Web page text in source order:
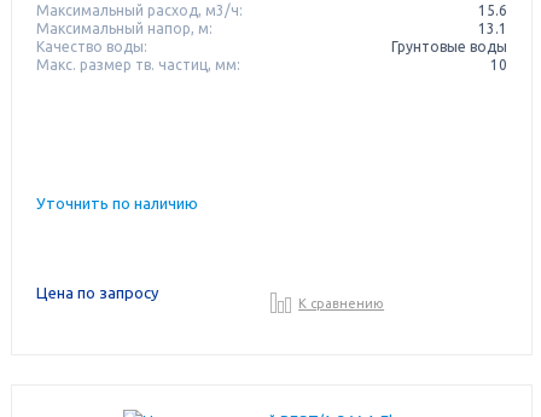
Максимальный расход, м3/ч:
15.6
Максимальный напор, м:
13.1
Качество воды:
Грунтовые воды
Макс. размер тв. частиц, мм:
10
Уточнить по наличию
Цена по запросу
К сравнению